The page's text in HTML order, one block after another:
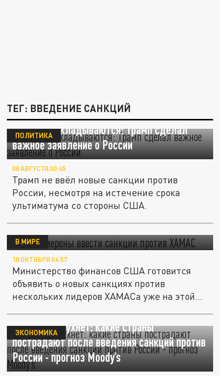
ТЕГ: ВВЕДЕНИЕ САНКЦИЙ
Санкции откладываются: Трамп сделал
важное заявление о России
ПОЛИТИКА
08 АВГУСТА 00:45
Трамп не ввёл новые санкции против
России, несмотря на истечение срока
ультиматума со стороны США.
США намерены ввести санкции против
ХАМАС
В МИРЕ
18 ОКТЯБРЯ 04:57
Министерство финансов США готовится
объявить о новых санкциях против
нескольких лидеров ХАМАСа уже на этой...
Экономика рухнет: какие страны
пострадают после введения санкций против
России - прогноз Moody’s
ЭКОНОМИКА